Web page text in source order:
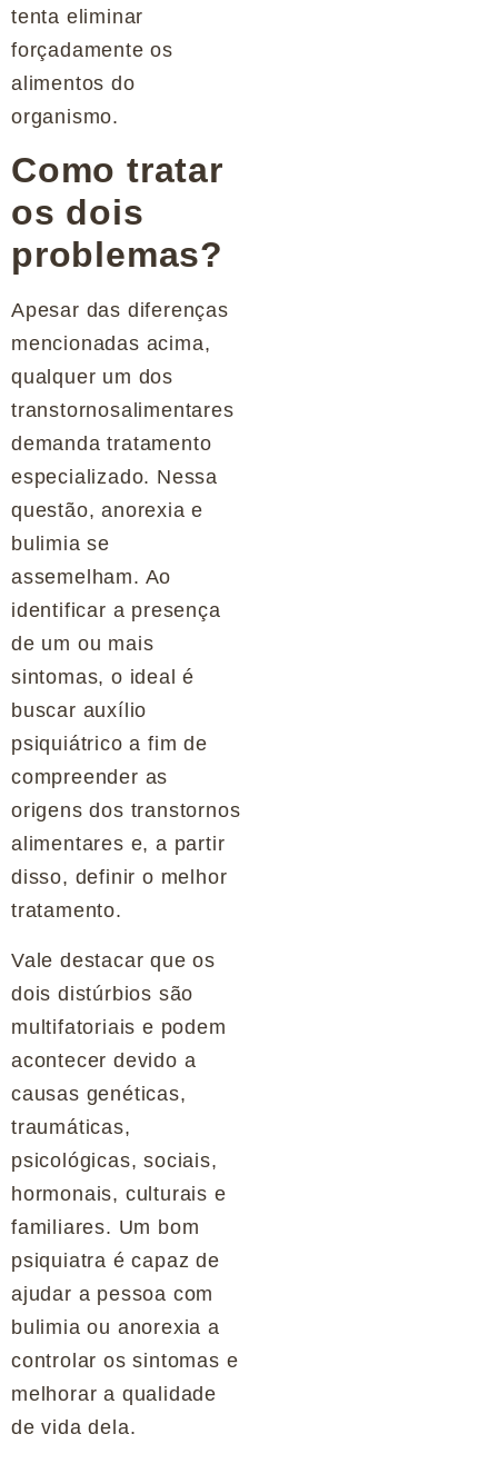
tenta eliminar
forçadamente os
alimentos do
organismo.
Como tratar
os dois
problemas?
Apesar das diferenças
mencionadas acima,
qualquer um dos
transtornosalimentares
demanda tratamento
especializado. Nessa
questão, anorexia e
bulimia se
assemelham. Ao
identificar a presença
de um ou mais
sintomas, o ideal é
buscar auxílio
psiquiátrico a fim de
compreender as
origens dos transtornos
alimentares e, a partir
disso, definir o melhor
tratamento.
Vale destacar que os
dois distúrbios são
multifatoriais e podem
acontecer devido a
causas genéticas,
traumáticas,
psicológicas, sociais,
hormonais, culturais e
familiares. Um bom
psiquiatra é capaz de
ajudar a pessoa com
bulimia ou anorexia a
controlar os sintomas e
melhorar a qualidade
de vida dela.